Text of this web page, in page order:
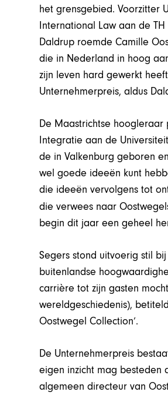
het grensgebied. Voorzitter
International Law aan de
Daldrup roemde Camille
die in Nederland in hoog
zijn leven hard gewerkt
Unternehmerpreis, aldus
De Maastrichtse hoogleraar
Integratie aan de
de in Valkenburg geboren
wel goede ideeën kunt
die ideeën vervolgens tot
die verwees naar
begin dit jaar een geheel
Segers stond uitvoerig stil
buitenlandse
carrière tot zijn gasten
wereldgeschiedenis),
Oostwegel Collection’.
De Unternehmerpreis
eigen inzicht mag
algemeen directeur van